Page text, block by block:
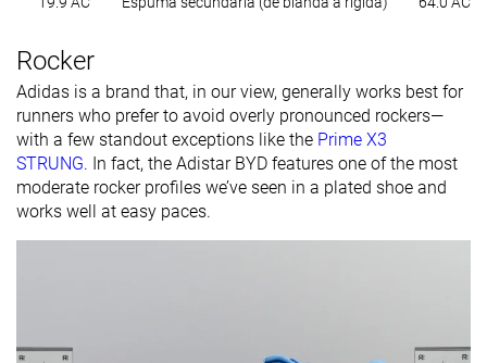
Rocker
Adidas is a brand that, in our view, generally works best for
runners who prefer to avoid overly pronounced rockers—
with a few standout exceptions like the Prime X3
STRUNG. In fact, the Adistar BYD features one of the most
moderate rocker profiles we’ve seen in a plated shoe and
works well at easy paces.